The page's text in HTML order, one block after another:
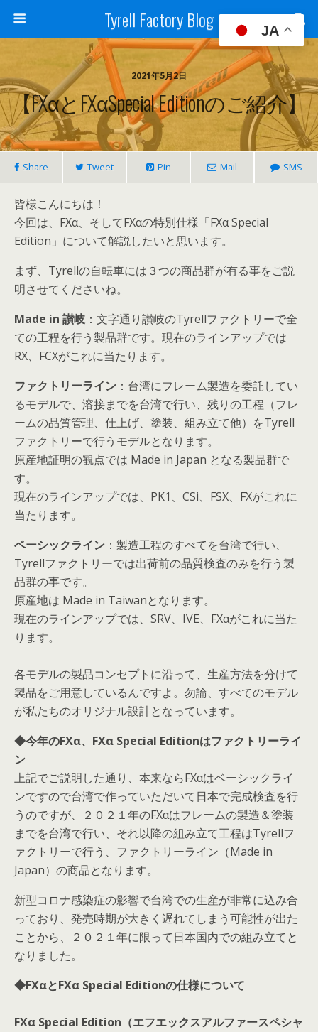
Tyrell Factory Blog
2021年5月2日
【FXαとFXαSpecial Editionのご紹介】
Share Tweet Pin Mail SMS
皆様こんにちは！
今回は、FXα、そしてFXαの特別仕様「FXα Special
Edition」について解説したいと思います。
まず、Tyrellの自転車には３つの商品群が有る事をご説
明させてくださいね。
Made in 讃岐 ：文字通り讃岐のTyrellファクトリーで全
ての工程を行う製品群です。現在のラインアップでは
RX、FCXがこれに当たります。
ファクトリーライン ：台湾にフレーム製造を委託してい
るモデルで、溶接までを台湾で行い、残りの工程（フレ
ームの品質管理、仕上げ、塗装、組み立て他）をTyrell
ファクトリーで行うモデルとなります。
原産地証明の観点では Made in Japan となる製品群で
す。
現在のラインアップでは、PK1、CSi、FSX、FXがこれに
当たります。
ベーシックライン ：製造工程のすべてを台湾で行い、
Tyrellファクトリーでは出荷前の品質検査のみを行う製
品群の事です。
原産地は Made in Taiwanとなります。
現在のラインアップでは、SRV、IVE、FXαがこれに当た
ります。
各モデルの製品コンセプトに沿って、生産方法を分けて
製品をご用意しているんですよ。勿論、すべてのモデル
が私たちのオリジナル設計となっています。
◆今年のFXα、FXα Special Editionはファクトリーライ
ン
上記でご説明した通り、本来ならFXαはベーシックライ
ンですので台湾で作っていただいて日本で完成検査を行
うのですが、２０２１年のFXαはフレームの製造＆塗装
までを台湾で行い、それ以降の組み立て工程はTyrellフ
ァクトリーで行う、ファクトリーライン（Made in
Japan）の商品となります。
新型コロナ感染症の影響で台湾での生産が非常に込み合
っており、発売時期が大きく遅れてしまう可能性が出た
ことから、２０２１年に限って日本国内での組み立てと
なりました。
◆FXαとFXα Special Editionの仕様について
FXα Special Edition（エフエックスアルファースペシャ
JA